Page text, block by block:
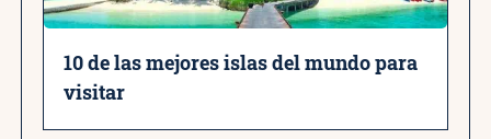
10 de las mejores islas del mundo para
visitar